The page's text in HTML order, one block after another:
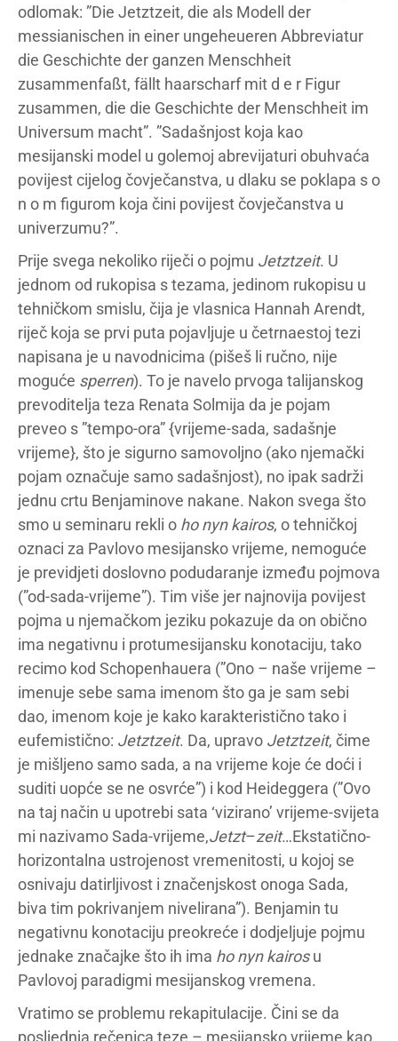
odlomak: ”Die Jetztzeit, die als Modell der
messianischen in einer ungeheueren Abbreviatur
die Geschichte der ganzen Menschheit
zusammenfaßt, fällt haarscharf mit d e r Figur
zusammen, die die Geschichte der Menschheit im
Universum macht”. ”Sadašnjost koja kao
mesijanski model u golemoj abrevijaturi obuhvaća
povijest cijelog čovječanstva, u dlaku se poklapa s o
n o m figurom koja čini povijest čovječanstva u
univerzumu?”.
Prije svega nekoliko riječi o pojmu Jetztzeit. U
jednom od rukopisa s tezama, jedinom rukopisu u
tehničkom smislu, čija je vlasnica Hannah Arendt,
riječ koja se prvi puta pojavljuje u četrnaestoj tezi
napisana je u navodnicima (pišeš li ručno, nije
moguće sperren). To je navelo prvoga talijanskog
prevoditelja teza Renata Solmija da je pojam
preveo s ”tempo-ora” {vrijeme-sada, sadašnje
vrijeme}, što je sigurno samovoljno (ako njemački
pojam označuje samo sadašnjost), no ipak sadrži
jednu crtu Benjaminove nakane. Nakon svega što
smo u seminaru rekli o ho nyn kairos, o tehničkoj
oznaci za Pavlovo mesijansko vrijeme, nemoguće
je previdjeti doslovno podudaranje između pojmova
(”od-sada-vrijeme”). Tim više jer najnovija povijest
pojma u njemačkom jeziku pokazuje da on obično
ima negativnu i protumesijansku konotaciju, tako
recimo kod Schopenhauera (”Ono – naše vrijeme –
imenuje sebe sama imenom što ga je sam sebi
dao, imenom koje je kako karakteristično tako i
eufemistično: Jetztzeit. Da, upravo Jetztzeit, čime
je mišljeno samo sada, a na vrijeme koje će doći i
suditi uopće se ne osvrće”) i kod Heideggera (”Ovo
na taj način u upotrebi sata ‘vizirano’ vrijeme-svijeta
mi nazivamo Sada-vrijeme,Jetzt–zeit…Ekstatično-
horizontalna ustrojenost vremenitosti, u kojoj se
osnivaju datirljivost i značenjskost onoga Sada,
biva tim pokrivanjem nivelirana”). Benjamin tu
negativnu konotaciju preokreće i dodjeljuje pojmu
jednake značajke što ih ima ho nyn kairosu
Pavlovoj paradigmi mesijanskog vremena.
Vratimo se problemu rekapitulacije. Čini se da
posljednja rečenica teze – mesijansko vrijeme kao